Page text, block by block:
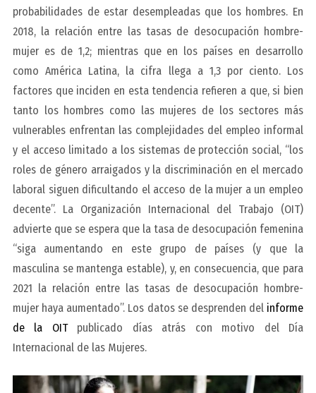
probabilidades de estar desempleadas que los hombres. En
2018, la relación entre las tasas de desocupación hombre-
mujer es de 1,2; mientras que en los países en desarrollo
como América Latina, la cifra llega a 1,3 por ciento. Los
factores que inciden en esta tendencia refieren a que, si bien
tanto los hombres como las mujeres de los sectores más
vulnerables enfrentan las complejidades del empleo informal
y el acceso limitado a los sistemas de protección social, “los
roles de género arraigados y la discriminación en el mercado
laboral siguen dificultando el acceso de la mujer a un empleo
decente”. La Organización Internacional del Trabajo (OIT)
advierte que se espera que la tasa de desocupación femenina
“siga aumentando en este grupo de países (y que la
masculina se mantenga estable), y, en consecuencia, que para
2021 la relación entre las tasas de desocupación hombre-
mujer haya aumentado”. Los datos se desprenden del informe
de la OITpublicado días atrás con motivo del Día
Internacional de las Mujeres.